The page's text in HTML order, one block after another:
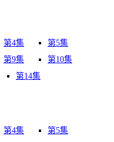
第4集
第5集
第9集
第10集
第14集
第4集
第5集